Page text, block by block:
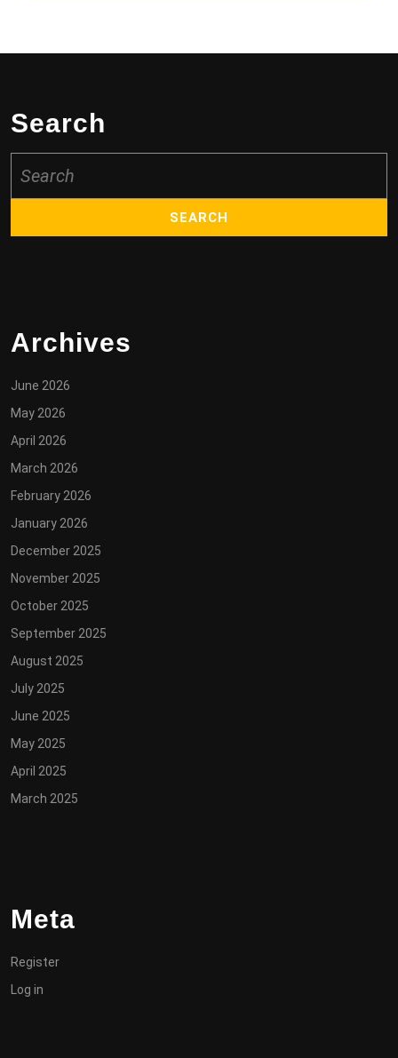
Search
for:
Archives
June 2026
May 2026
April 2026
March 2026
February 2026
January 2026
December 2025
November 2025
October 2025
September 2025
August 2025
July 2025
June 2025
May 2025
April 2025
March 2025
Meta
Register
Log in